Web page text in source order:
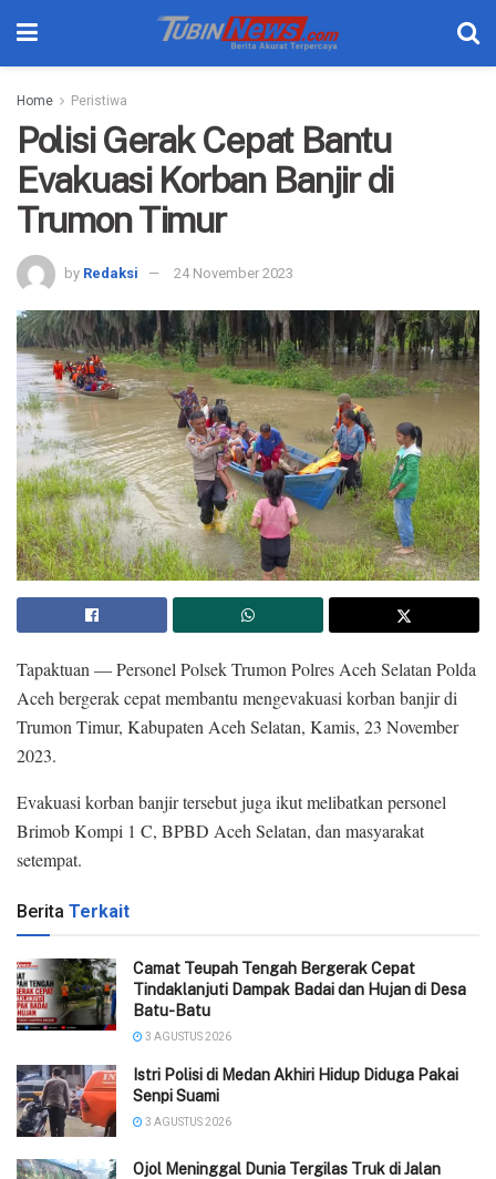
Home Peristiwa
Polisi Gerak Cepat Bantu
Evakuasi Korban Banjir di
Trumon Timur
by Redaksi 24 November 2023
Tapaktuan — Personel Polsek Trumon Polres Aceh Selatan Polda
Aceh bergerak cepat membantu mengevakuasi korban banjir di
Trumon Timur, Kabupaten Aceh Selatan, Kamis, 23 November
2023.
Evakuasi korban banjir tersebut juga ikut melibatkan personel
Brimob Kompi 1 C, BPBD Aceh Selatan, dan masyarakat
setempat.
Berita Terkait
Camat Teupah Tengah Bergerak Cepat
Tindaklanjuti Dampak Badai dan Hujan di Desa
Batu-Batu
3 AGUSTUS 2026
‎Istri Polisi di Medan Akhiri Hidup Diduga Pakai
Senpi Suami
3 AGUSTUS 2026
Ojol Meninggal Dunia Tergilas Truk di Jalan